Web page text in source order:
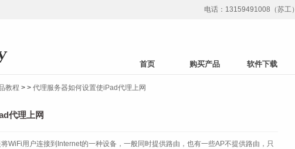
电话：13159491008（苏工）
首页 购买产品 软件下载
教程 > > 代理服务器如何设置使iPad代理上网
代理上网
WiFi用户连接到Internet的一种设备，一般同时提供路由，也有一些AP不提供路由，只